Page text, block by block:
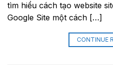
tìm hiểu cách tạo website
Google Site một cách […]
CONTINUE